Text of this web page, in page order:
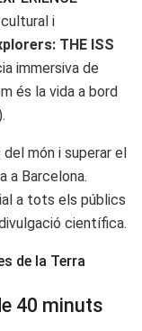
i
THE ISS
immersiva de
és la vida a bord
món i superar el
a Barcelona.
a tots els públics
científica.
de la Terra
40 minuts